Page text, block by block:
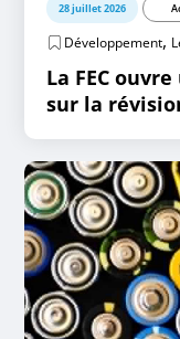
28 juillet 2026
Développement,
La FEC
sur la